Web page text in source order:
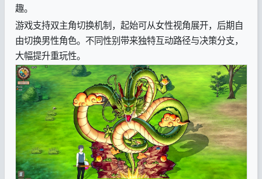
趣。
游戏支持双主角切换机制，起始可从女性视角展开，后期自
由切换男性角色。不同性别带来独特互动路径与决策分支，
大幅提升重玩性。